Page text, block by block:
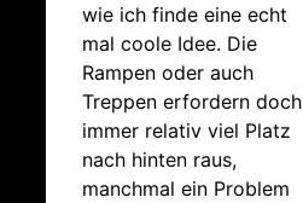
wie ich finde eine echt
mal coole Idee. Die
Rampen oder auch
Treppen erfordern doch
immer relativ viel Platz
nach hinten raus,
manchmal ein Problem